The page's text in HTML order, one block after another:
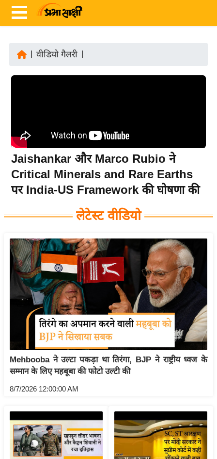
रा
ष्ट्री
य
अं
त
ष्ट्री
बि
ज़
ने
उ
त
वि
शे
ज्ञ
रा
य
ब
वीडियो गैलरी
Jaishankar और Marco Rubio ने
Critical Minerals and Rare Earths
पर India-US Framework की घोषणा की
लेटेस्ट वीडियो
Mehbooba ने उल्टा पकड़ा था तिरंगा, BJP ने राष्ट्रीय ध्वज के
सम्मान के लिए महबूबा की फोटो उल्टी की
8/7/2026 12:00:00 AM